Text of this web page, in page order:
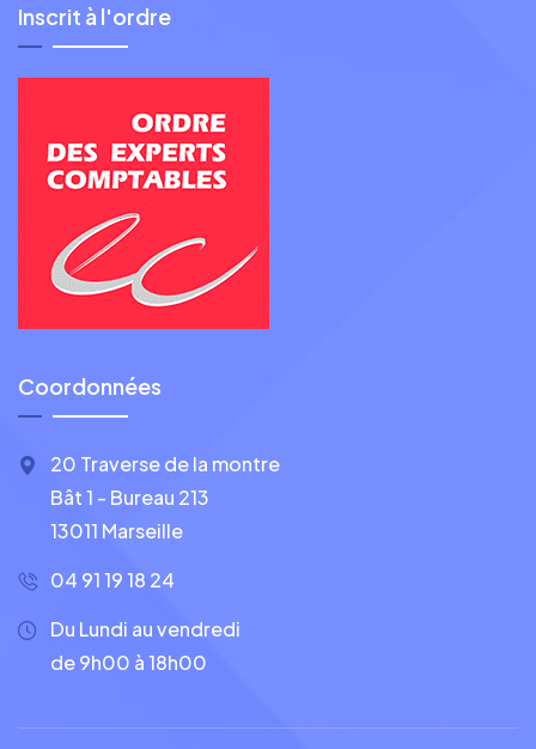
Inscrit à l'ordre
Coordonnées
20 Traverse de la montre
Bât 1 - Bureau 213
13011 Marseille
04 91 19 18 24
Du Lundi au vendredi
de 9h00 à 18h00